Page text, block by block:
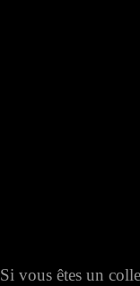
Si vous êtes un